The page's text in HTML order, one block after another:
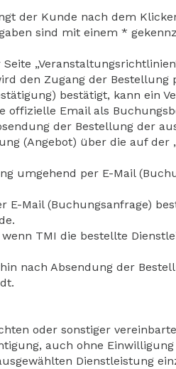
der Kunde nach dem
sind mit einem *
den Zugang der Bestellung
bestätigt, kann ein
offizielle Email als
der Bestellung der
(Angebot) über die auf
umgehend per E-Mail
Mail (Buchungsanfrage)
TMI die bestellte
nach Absendung der
oder sonstiger
auch ohne
Dienstleistung